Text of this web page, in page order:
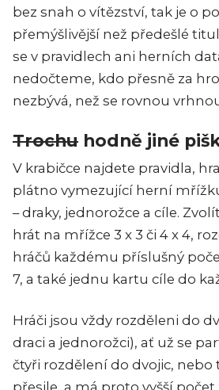
bez snah o vítězství, tak je o
přemýšlivější než předešlé
se v pravidlech ani herních
nedočteme, kdo přesně za
nezbývá, než se rovnou
Trochu hodně jiné
V krabičce najdete pravidla,
plátno vymezující herní
– draky, jednorožce a cíle.
hrát na mřížce 3 x 3 či 4 x 4,
hráčů každému příslušný
7, a také jednu kartu cíle do
Hráči jsou vždy rozděleni do
draci a jednorožci), ať už se
čtyři rozdělení do dvojic, nebo
přesile, a má proto vyšší počet